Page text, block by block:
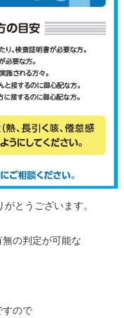
とうございます。
の判定が可能な
すので